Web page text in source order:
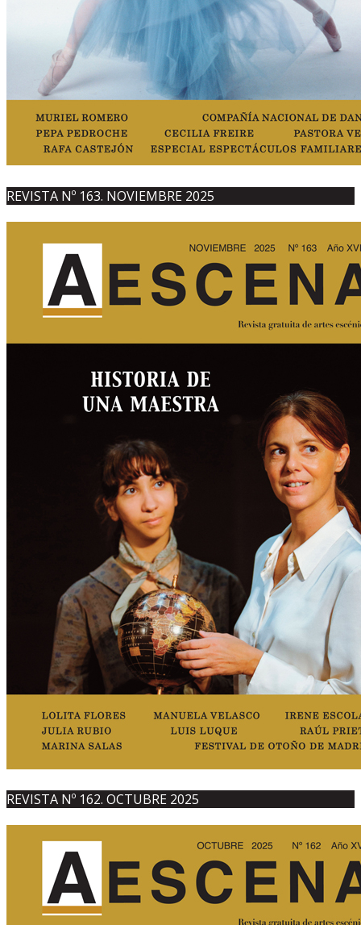
REVISTA Nº 163. NOVIEMBRE 2025
REVISTA Nº 162. OCTUBRE 2025